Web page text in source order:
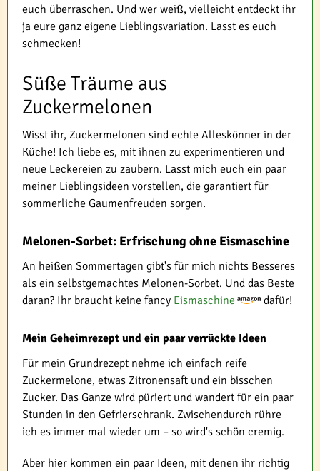
euch überraschen. Und wer weiß, vielleicht entdeckt ihr
ja eure ganz eigene Lieblingsvariation. Lasst es euch
schmecken!
Süße Träume aus
Zuckermelonen
Wisst ihr, Zuckermelonen sind echte Alleskönner in der
Küche! Ich liebe es, mit ihnen zu experimentieren und
neue Leckereien zu zaubern. Lasst mich euch ein paar
meiner Lieblingsideen vorstellen, die garantiert für
sommerliche Gaumenfreuden sorgen.
Melonen-Sorbet: Erfrischung ohne Eismaschine
An heißen Sommertagen gibt's für mich nichts Besseres
als ein selbstgemachtes Melonen-Sorbet. Und das Beste
daran? Ihr braucht keine fancy Eismaschine dafür!
Mein Geheimrezept und ein paar verrückte Ideen
Für mein Grundrezept nehme ich einfach reife
Zuckermelone, etwas Zitronensaft und ein bisschen
Zucker. Das Ganze wird püriert und wandert für ein paar
Stunden in den Gefrierschrank. Zwischendurch rühre
ich es immer mal wieder um – so wird's schön cremig.
Aber hier kommen ein paar Ideen, mit denen ihr richtig